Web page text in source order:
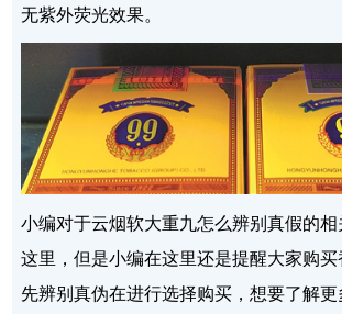
无紫外荧光效果。
小编对于云烟软大重九怎么辨别真假的
这里，但是小编在这里还是提醒大家购
先辨别真伪在进行选择购买，想要了解